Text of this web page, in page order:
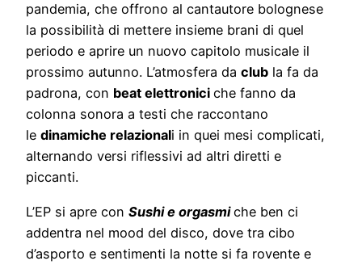
pandemia, che offrono al cantautore bolognese
la possibilità di mettere insieme brani di quel
periodo e aprire un nuovo capitolo musicale il
prossimo autunno. L’atmosfera da club la fa da
padrona, con beat elettronici che fanno da
colonna sonora a testi che raccontano
le dinamiche relazionali in quei mesi complicati,
alternando versi riflessivi ad altri diretti e
piccanti.
L’EP si apre con Sushi e orgasmiche ben ci
addentra nel mood del disco, dove tra cibo
d’asporto e sentimenti la notte si fa rovente e